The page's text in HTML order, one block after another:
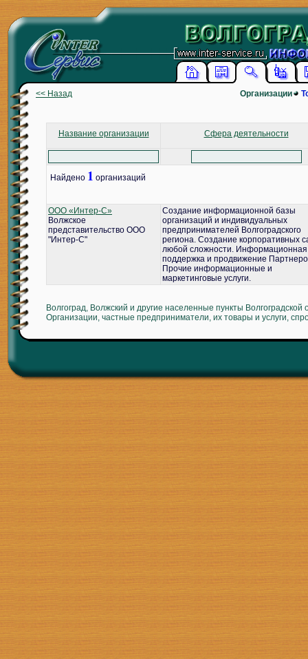
<< Назад Организации
Название организации Сфера деятельности
Найдено 1 организаций
ООО «Интер-С»
Волжское
представительство ООО
"Интер-С"
Создание информационной базы
организаций и индивидуальных
предпринимателей Волгоградского
региона. Создание корпоративных
любой сложности. Информационная
поддержка и продвижение
Прочие информационные и
маркетинговые услуги.
Волгоград, Волжский и другие населенные пункты Волгоградской
Организации, частные предприниматели, их товары и услуги,